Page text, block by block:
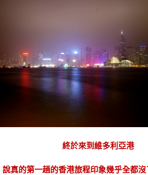
終於來到維多利亞港
說真的第一趟的香港旅程印象幾乎全都